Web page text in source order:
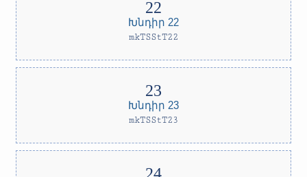
Խնդիր 22
mkTSStT22
Խնդիր 23
mkTSStT23